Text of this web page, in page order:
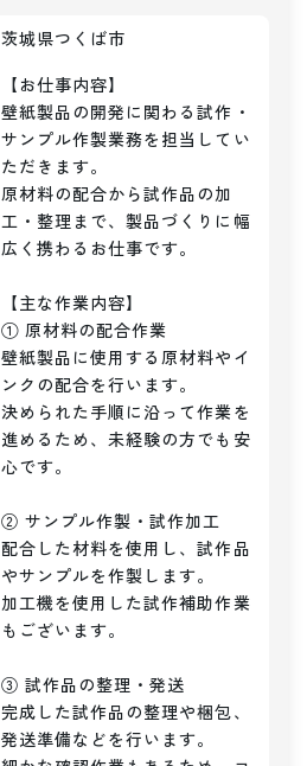
茨城県つくば市
【お仕事内容】
壁紙製品の開発に関わる試作・
サンプル作製業務を担当してい
ただきます。
原材料の配合から試作品の加
工・整理まで、製品づくりに幅
広く携わるお仕事です。
【主な作業内容】
① 原材料の配合作業
壁紙製品に使用する原材料やイ
ンクの配合を行います。
決められた手順に沿って作業を
進めるため、未経験の方でも安
心です。
② サンプル作製・試作加工
配合した材料を使用し、試作品
やサンプルを作製します。
加工機を使用した試作補助作業
もございます。
③ 試作品の整理・発送
完成した試作品の整理や梱包、
発送準備などを行います。